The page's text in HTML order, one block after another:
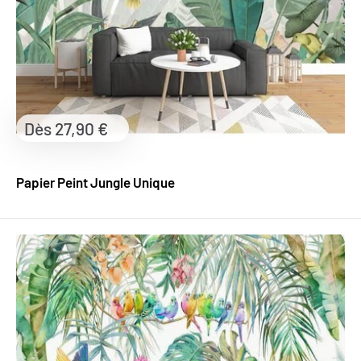
Papier Peint Jungle Unique
Prix
Dès 27,90 €